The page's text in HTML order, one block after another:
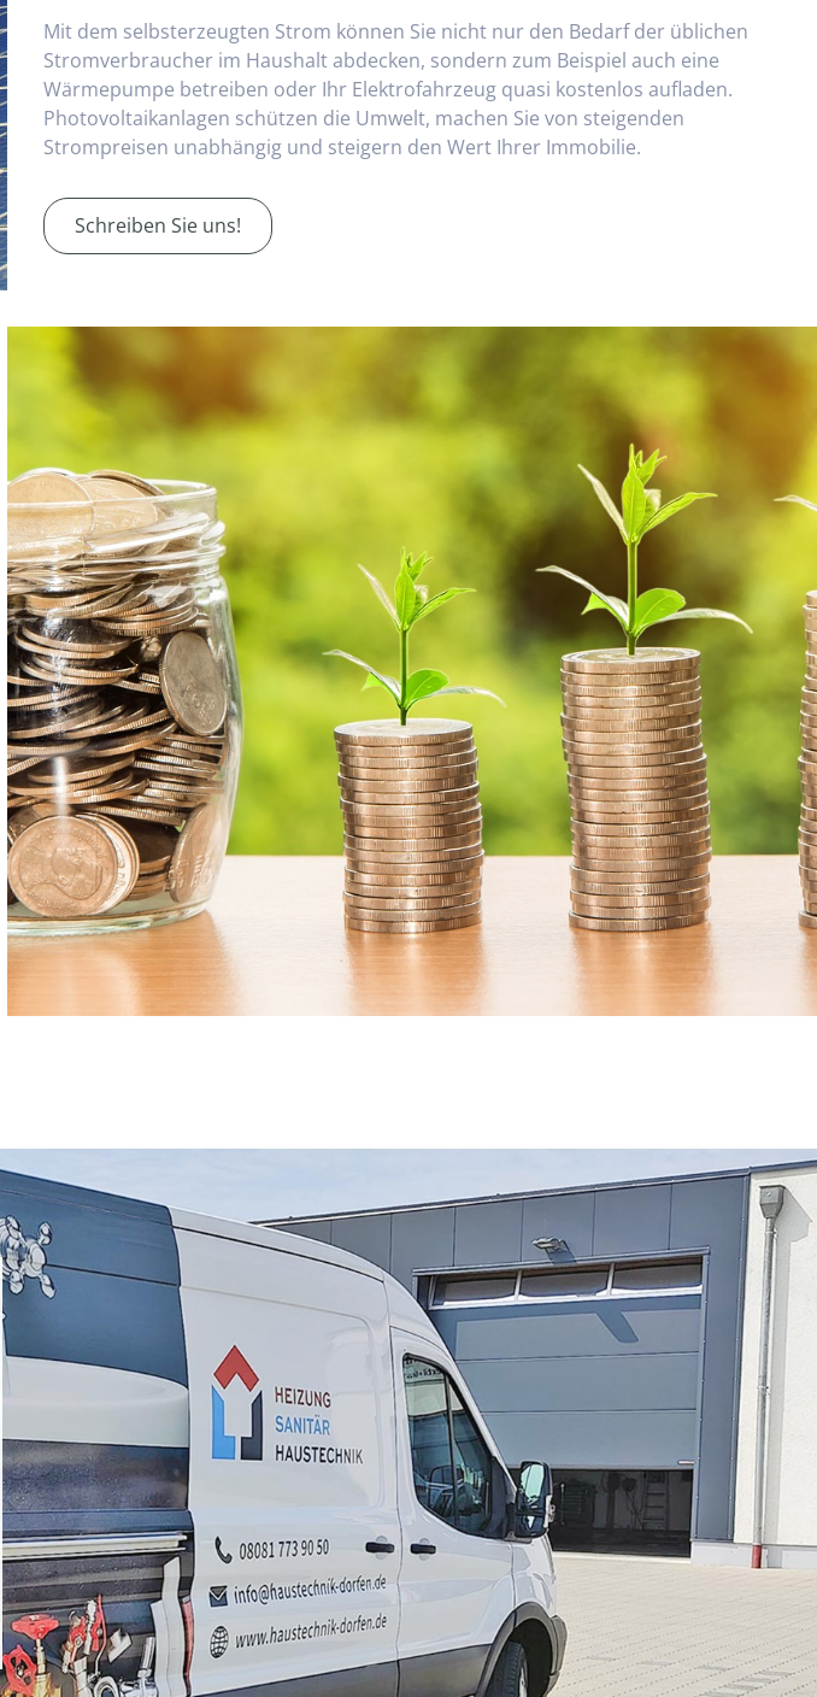
Mit dem selbsterzeugten Strom können Sie nicht nur den Bedarf der üblichen
Stromverbraucher im Haushalt abdecken, sondern zum Beispiel auch eine
Wärmepumpe betreiben oder Ihr Elektrofahrzeug quasi kostenlos aufladen.
Photovoltaikanlagen schützen die Umwelt, machen Sie von steigenden
Strompreisen unabhängig und steigern den Wert Ihrer Immobilie.
Schreiben Sie uns!